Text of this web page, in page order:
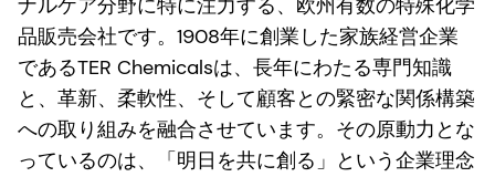
ナルケア分野に特に注力する、欧州有数の特殊化学
品販売会社です。1908年に創業した家族経営企業
であるTER Chemicalsは、長年にわたる専門知識
と、革新、柔軟性、そして顧客との緊密な関係構築
への取り組みを融合させています。その原動力とな
っているのは、「明日を共に創る」という企業理念